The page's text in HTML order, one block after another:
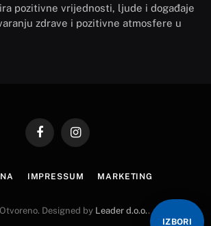
pozitivne vrijednosti, ljude i događaje
zdrave i pozitivne atmosfere u
FacebookInstagram
IMPRESSUM MARKETING
Designed by Leader d.o.o..
IZBORI